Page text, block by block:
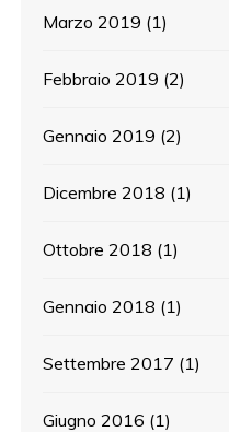
Marzo 2019 (1)
Febbraio 2019 (2)
Gennaio 2019 (2)
Dicembre 2018 (1)
Ottobre 2018 (1)
Gennaio 2018 (1)
Settembre 2017 (1)
Giugno 2016 (1)